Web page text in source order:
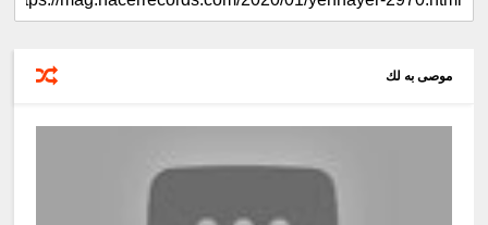
موصى به لك